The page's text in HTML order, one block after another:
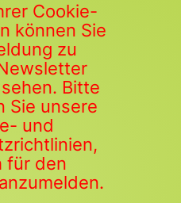
Cookie-
können Sie
zu
Bitte
Sie unsere
und
für den